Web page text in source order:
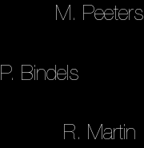
M. Peeters
P. Bindels
R. Martin